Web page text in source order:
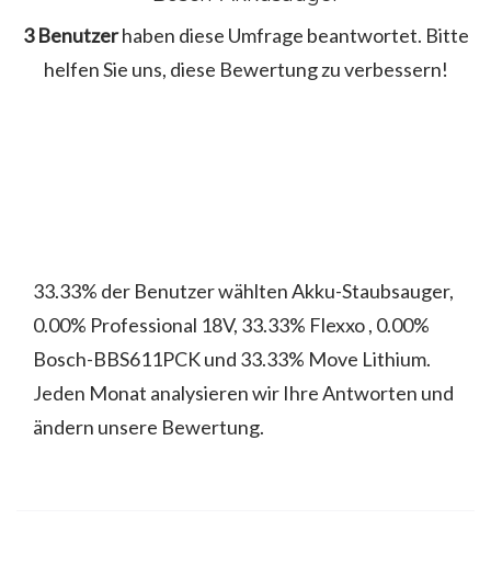
3 Benutzerhaben diese Umfrage beantwortet. Bitte
helfen Sie uns, diese Bewertung zu verbessern!
33.33% der Benutzer wählten Akku-Staubsauger,
0.00% Professional 18V, 33.33% Flexxo , 0.00%
Bosch-BBS611PCK und 33.33% Move Lithium.
Jeden Monat analysieren wir Ihre Antworten und
ändern unsere Bewertung.